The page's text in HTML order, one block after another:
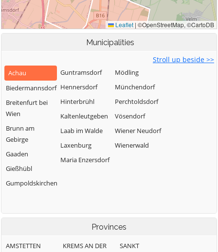
Municipalities
Stroll up beside >>
Achau
Biedermannsdorf
Breitenfurt bei
Wien
Brunn am
Gebirge
Gaaden
Gießhübl
Gumpoldskirchen
Guntramsdorf
Hennersdorf
Hinterbrühl
Kaltenleutgeben
Laab im Walde
Laxenburg
Maria Enzersdorf
Mödling
Münchendorf
Perchtoldsdorf
Vösendorf
Wiener Neudorf
Wienerwald
Provinces
AMSTETTEN
KREMS AN DER
SANKT